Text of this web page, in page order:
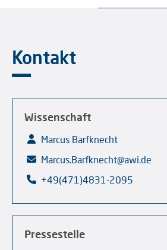
Kontakt
Wissenschaft
Marcus Barfknecht
Marcus.Barfknecht@awi.de
+49(471)4831-2095
Pressestelle